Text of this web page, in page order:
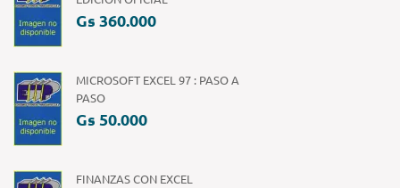
Gs 360.000
MICROSOFT EXCEL 97 : PASO A
PASO
Gs 50.000
FINANZAS CON EXCEL